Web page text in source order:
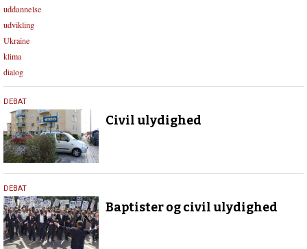
uddannelse
udvikling
Ukraine
klima
dialog
1.
maj
2020
DEBAT
Civil ulydighed
1.
maj
2020
DEBAT
Baptister og civil ulydighed